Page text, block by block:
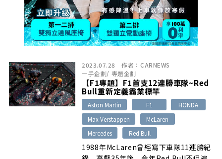
2023.07.28 作者： CARNEWS
一手企劃/ 專題企劃
【F1專題】F1首支12連勝車隊~Red
Bull重新定義霸業標竿
Aston Martin F1
HONDA
Max Verstappen
McLaren
Mercedes
Red Bull
1988年McLaren曾經寫下車隊11連勝紀